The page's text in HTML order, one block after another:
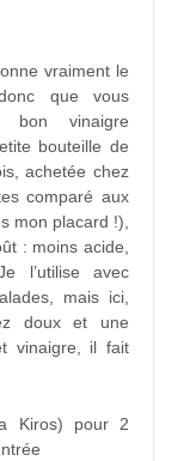
vraiment le
que vous
bon vinaigre
bouteille de
achetée chez
comparé aux
mon placard !),
: moins acide,
l’utilise avec
mais ici,
doux et une
vinaigre, il fait
Kiros) pour 2